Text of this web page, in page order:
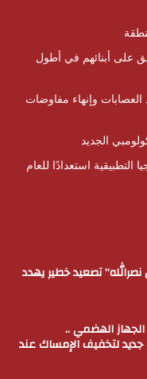
على أبنائهم في أطول
العصابات وإنهاء مفاوضات
الجديد
التطبيقية استعدادًا للعام
تصعيد خطير يهدد
الهضمي ..
لتخفيف الإمساك عند